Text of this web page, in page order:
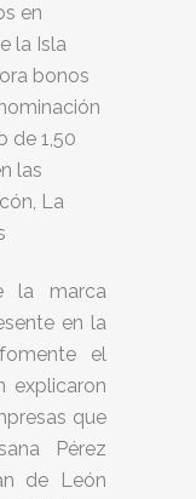
en
la Isla
bonos
de 1,50
las
La
la marca
en la
el
explicaron
que
Pérez
de León